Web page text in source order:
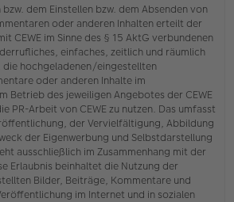
dem Einstellen bzw. dem Absenden von
oder anderen Inhalten erteilt der
CEWE im Sinne des § 15 AktG verbundenen
einfaches, zeitlich und räumlich
die hochgeladenen/eingestellten
oder anderen Inhalte im
Betrieb des jeweiligen Angebotes der CEWE
PR-Arbeit von CEWE zu nutzen. Das umfasst
der Vervielfältigung, Abbildung
der Eigenwerbung und Selbstdarstellung
ausschließlich im Zusammenhang mit der
Erlaubnis beinhaltet die Nutzung der
Bilder, Beiträge, Kommentare und
im Internet und in sozialen